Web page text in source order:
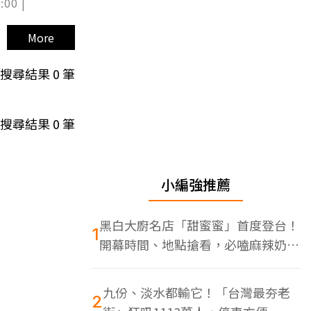
More
搜尋結果0筆
搜尋結果0筆
小編強推薦
1黑白大廚名店「甜蜜蜜」首度登台！
開幕時間、地點搶看，必嗑麻辣奶油
蝦
2九份、淡水都輸它！「台灣最夯老